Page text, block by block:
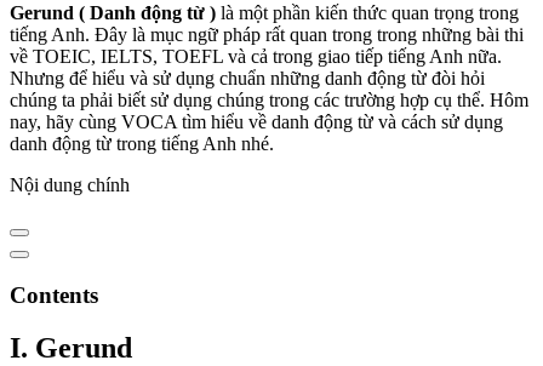
Gerund ( Danh động từ ) là một phần kiến thức quan trọng trong
tiếng Anh. Đây là mục ngữ pháp rất quan trong trong những bài thi
về TOEIC, IELTS, TOEFL và cả trong giao tiếp tiếng Anh nữa.
Nhưng để hiểu và sử dụng chuẩn những danh động từ đòi hỏi
chúng ta phải biết sử dụng chúng trong các trường hợp cụ thể. Hôm
nay, hãy cùng VOCA tìm hiểu về danh động từ và cách sử dụng
danh động từ trong tiếng Anh nhé.
Nội dung chính
Contents
I. Gerund